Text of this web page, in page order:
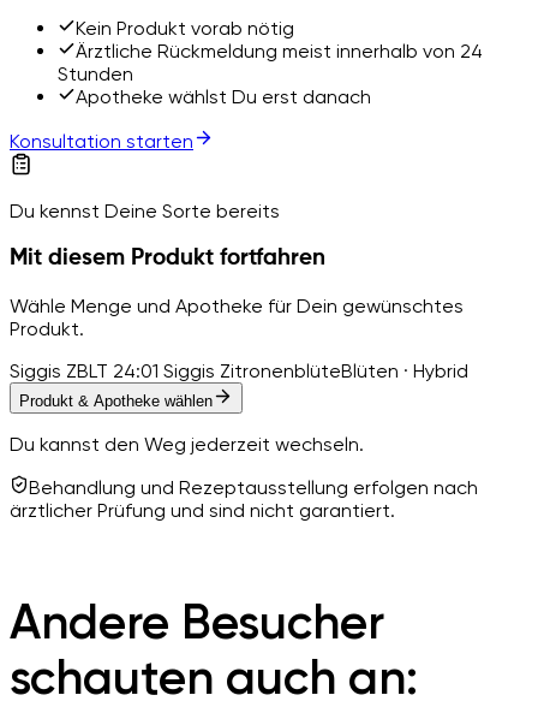
Kein Produkt vorab nötig
Ärztliche Rückmeldung meist innerhalb von 24
Stunden
Apotheke wählst Du erst danach
Konsultation starten
Du kennst Deine Sorte bereits
Mit diesem Produkt fortfahren
Wähle Menge und Apotheke für Dein gewünschtes
Produkt.
Siggis ZBLT 24:01 Siggis ZitronenblüteBlüten · Hybrid
Produkt & Apotheke wählen
Du kannst den Weg jederzeit wechseln.
Behandlung und Rezeptausstellung erfolgen nach
ärztlicher Prüfung und sind nicht garantiert.
Andere Besucher
schauten auch an: